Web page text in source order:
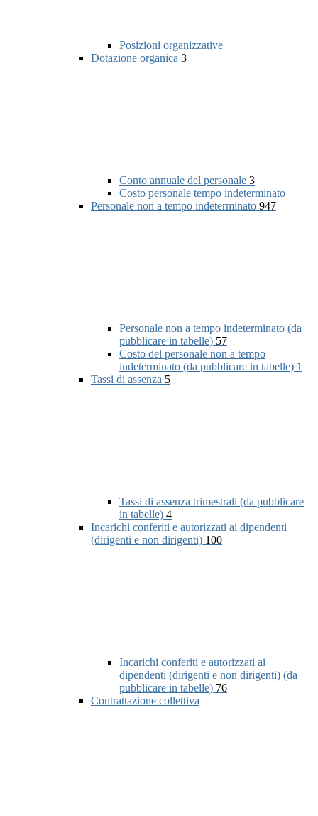
Posizioni organizzative
Dotazione organica 3
Conto annuale del personale 3
Costo personale tempo indeterminato
Personale non a tempo indeterminato 947
Personale non a tempo indeterminato (da
pubblicare in tabelle) 57
Costo del personale non a tempo
indeterminato (da pubblicare in tabelle) 1
Tassi di assenza 5
Tassi di assenza trimestrali (da pubblicare
in tabelle) 4
Incarichi conferiti e autorizzati ai dipendenti
(dirigenti e non dirigenti) 100
Incarichi conferiti e autorizzati ai
dipendenti (dirigenti e non dirigenti) (da
pubblicare in tabelle) 76
Contrattazione collettiva